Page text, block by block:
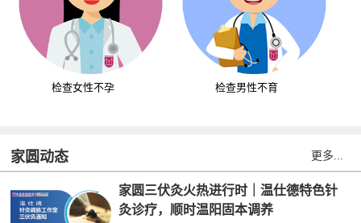
检查女性不孕 检查男性不育
家圆动态 更多...
家圆三伏灸火热进行时｜温仕德特色针
灸诊疗，顺时温阳固本调养